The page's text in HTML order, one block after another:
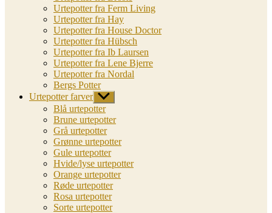
Urtepotter fra Ferm Living
Urtepotter fra Hay
Urtepotter fra House Doctor
Urtepotter fra Hübsch
Urtepotter fra Ib Laursen
Urtepotter fra Lene Bjerre
Urtepotter fra Nordal
Bergs Potter
Urtepotter farver Vis
undermenu
Blå urtepotter
Brune urtepotter
Grå urtepotter
Grønne urtepotter
Gule urtepotter
Hvide/lyse urtepotter
Orange urtepotter
Røde urtepotter
Rosa urtepotter
Sorte urtepotter